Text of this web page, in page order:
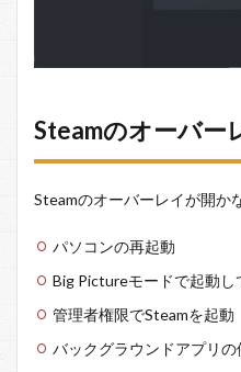
Steamのオーバー
Steamのオーバーレイが開か
パソコンの再起動
Big Pictureモードで起動し
管理者権限でSteamを起動
バックグラウンドアプリの